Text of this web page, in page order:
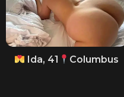
Ida, 41 Columbus